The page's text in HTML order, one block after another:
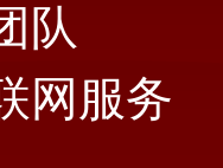
队
网服务